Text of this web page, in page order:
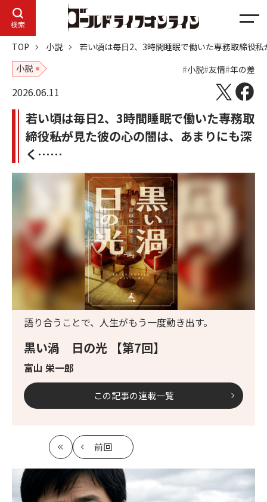
検索
メ
ュ
ー
TOP 小説
若い頃は毎日2、3時間睡眠で働いた専務取締役
小説
小説 友情 年の差
2026.06.11
若い頃は毎日2、3時間睡眠で働いた専務取
締役――私が見た彼の心の闇は、あまりにも深
く……
黒い渦 日の光 【第7回】
富山 栄一郎
語り合うことで、人生がもう一度動き出す。
この記事の連載一覧
最
初
前回
記
事
へ